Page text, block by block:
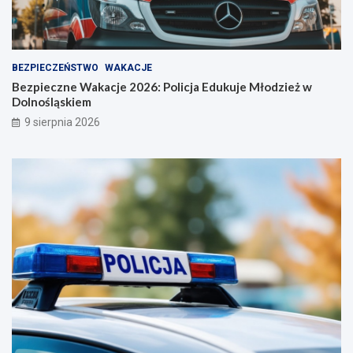
BEZPIECZEŃSTWO WAKACJE
Bezpieczne Wakacje 2026: Policja Edukuje Młodzież w
Dolnośląskiem
9 sierpnia 2026